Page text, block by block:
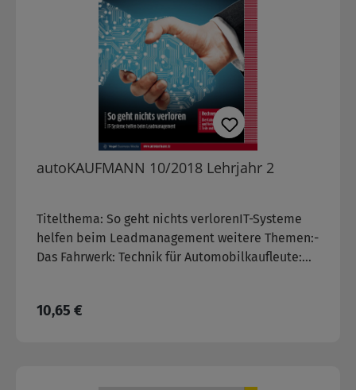
autoKAUFMANN 10/2018 Lehrjahr 2
Titelthema: So geht nichts verlorenIT-Systeme
helfen beim Leadmanagement weitere Themen:-
Das Fahrwerk: Technik für Automobilkaufleute:
Regulärer Preis:
10,65 €